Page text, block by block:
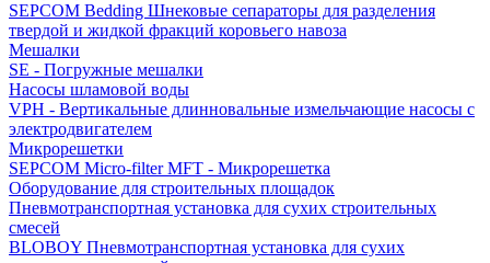
SEPCOM Bedding Шнековые сепараторы для разделения
твердой и жидкой фракций коровьего навоза
Мешалки
SE - Погружные мешалки
Насосы шламовой воды
VPH - Вертикальные длинновальные измельчающие насосы с
электродвигателем
Микрорешетки
SEPCOM Micro-filter MFT - Микрорешетка
Оборудование для строительных площадок
Пневмотранспортная установка для сухих строительных
смесей
BLOBOY Пневмотранспортная установка для сухих